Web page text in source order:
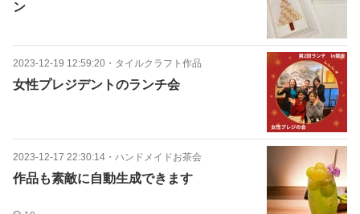
ン
2023-12-19 12:59:20 ・ タイルクラフト作品
女性プレジデントのランチ会
2023-12-17 22:30:14 ・ ハンドメイドお茶会
作品も素敵に自動生成できます